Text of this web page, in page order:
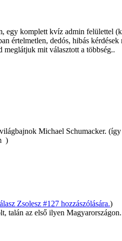
egy komplett kvíz admin felülettel
értelmetlen, dedós, hibás
mit választott a többség..
Michael Schumacker.
)
Zsolesz #127 hozzászólására.)
talán az első ilyen